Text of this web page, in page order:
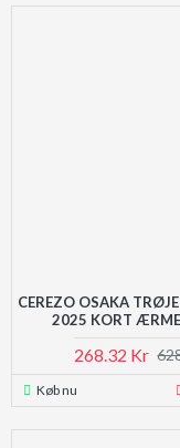
CEREZO OSAKA
2025 KORT
268.32 Kr
Køb nu